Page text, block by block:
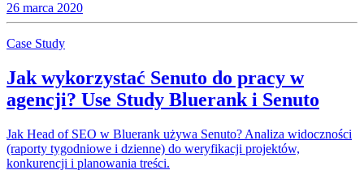
26 marca 2020
Case Study
Jak wykorzystać Senuto do pracy w
agencji? Use Study Bluerank i Senuto
Jak Head of SEO w Bluerank używa Senuto? Analiza widoczności
(raporty tygodniowe i dzienne) do weryfikacji projektów,
konkurencji i planowania treści.